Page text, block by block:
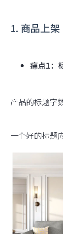
1. 商品上架
痛点1：
产品的标题字
一个好的标题